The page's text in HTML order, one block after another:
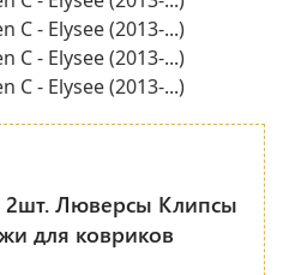
2шт. Люверсы Клипсы